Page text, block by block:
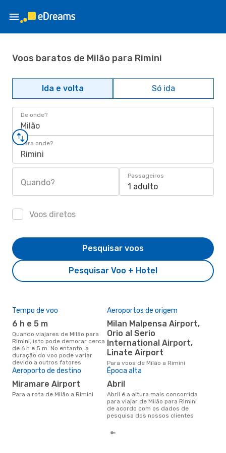
Voos baratos de Milão para Rimini
Ida e volta Só ida
De onde?
Milão
Para onde?
Rimini
Quando?
Passageiros
1 adulto
Voos diretos
Pesquisar Voo + Hotel
Pesquisar voos
Tempo de voo
6 h e 5 m
Quando viajares de Milão para
Rimini, isto pode demorar cerca
de 6 h e 5 m. No entanto, a
duração do voo pode variar
devido a outros fatores
Aeroportos de origem
Milan Malpensa Airport,
Orio al Serio
International Airport,
Linate Airport
Para voos de Milão a Rimini
Aeroporto de destino
Miramare Airport
Para a rota de Milão a Rimini
Época alta
abril
abril é a altura mais concorrida
para viajar de Milão para Rimini
de acordo com os dados de
pesquisa dos nossos clientes